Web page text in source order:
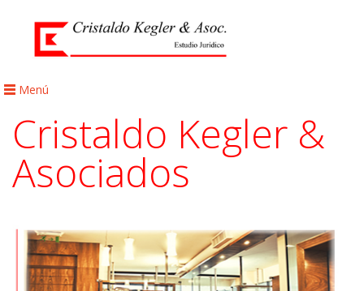
Menú
Cristaldo Kegler &
Asociados